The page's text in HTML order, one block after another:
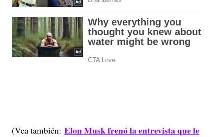
(Vea también: Elon Musk frenó la entrevista que le